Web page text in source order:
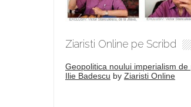
Ziaristi Online pe Scribd
Geopolitica noului imperialism de
Ilie Badescu by Ziaristi Online